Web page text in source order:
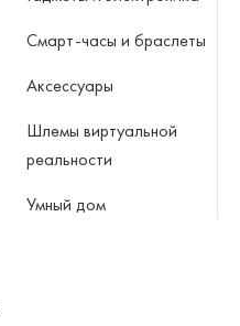
Смарт-часы и браслеты
Аксессуары
Шлемы виртуальной
реальности
Умный дом